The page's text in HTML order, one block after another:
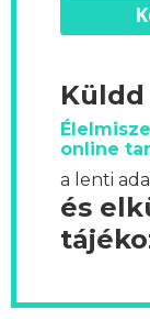
online
a lenti
és